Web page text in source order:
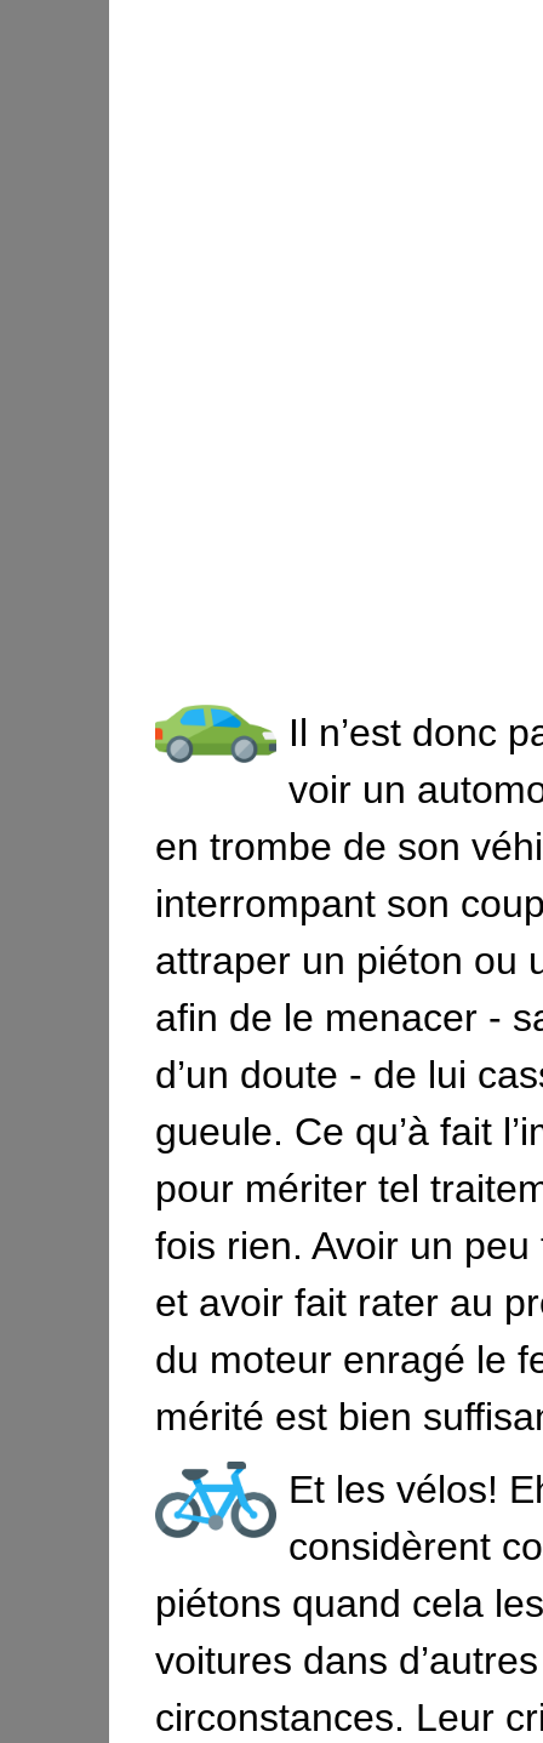
Il n’est donc
voir un
en trombe de son
interrompant son
attraper un piéton ou
afin de le menacer -
d’un doute - de lui
gueule. Ce qu’à fait
pour mériter tel
fois rien. Avoir un
et avoir fait rater au
du moteur enragé le
mérité est bien
Et les vélos!
considèrent
piétons quand cela
voitures dans d’autres
circonstances. Leur